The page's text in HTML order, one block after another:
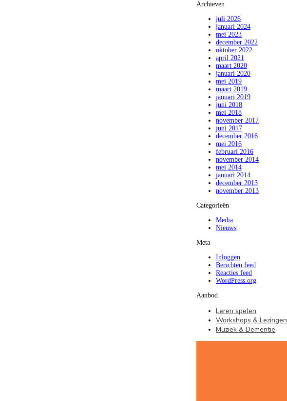
Archieven
juli 2026
januari 2024
mei 2023
december 2022
oktober 2022
april 2021
maart 2020
januari 2020
mei 2019
maart 2019
januari 2019
juni 2018
mei 2018
november 2017
juni 2017
december 2016
mei 2016
februari 2016
november 2014
mei 2014
januari 2014
december 2013
november 2013
Categorieën
Media
Nieuws
Meta
Inloggen
Berichten feed
Reacties feed
WordPress.org
Aanbod
Leren spelen
Workshops & Lezingen
Muziek & Dementie